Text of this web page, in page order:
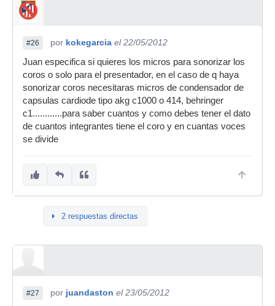
#26 por kokegarcia el 22/05/2012
Juan especifica si quieres los micros para sonorizar los
coros o solo para el presentador, en el caso de q haya
sonorizar coros necesitaras micros de condensador de
capsulas cardiode tipo akg c1000 o 414, behringer
c1............para saber cuantos y como debes tener el dato
de cuantos integrantes tiene el coro y en cuantas voces
se divide
2 respuestas directas
#27 por juandaston el 23/05/2012